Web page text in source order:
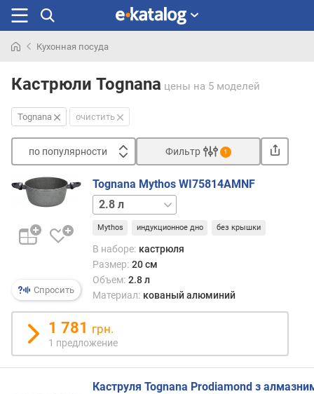
раньше
Кухонная посуда
Кастрюли Tognana цены на 5 моделей
Tognana очистить
по популярности
п
о
п
о
я
р
н
о
с
т
Фильтр 1
Спросить
Tognana Mythos WI75814AMNF
3.82 л
Mythos индукционное дно без крышки
В наборе: кастрюля
Размер: 20 см
Объем: 2.8 л
Материал: кованый алюминий
1 781 грн.
1 предложение
Каструля Tognana Prodiamond з